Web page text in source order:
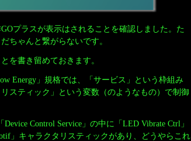
プラスが表示はされることを確認しました。た
ちゃんと繋がらないです。
を書き留めておきます。
Energy」規格では、「サービス」という枠組み
スティック」という変数（のようなもの）で制御
Control Service」の中に「LED Vibrate Ctrl」
」キャラクタリスティックがあり、どうやらこれ